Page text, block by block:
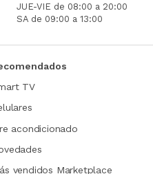
JUE-VIE de 08:00 a 20:00
SA de 09:00 a 13:00
TV
acondicionado
vendidos Marketplace